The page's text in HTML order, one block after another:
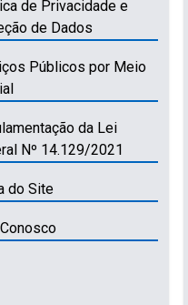
de Privacidade e
de Dados
Públicos por Meio
da Lei
Nº 14.129/2021
do Site